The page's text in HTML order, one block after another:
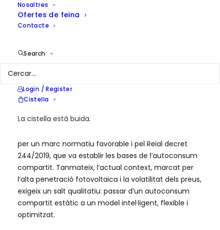
Nosaltres
Ofertes de feina
Contacte
Search
Login / Register
Cistella
La cistella està buida.
Client
ACCIÓ, Comunitat Energètica La
Location
Les comunitats energètiques estan transformant el
per un marc normatiu favorable i pel Reial decret
244/2019, que va establir les bases de l’autoconsum
compartit. Tanmateix, l’actual context, marcat per
l’alta penetració fotovoltaica i la volatilitat dels preus,
exigeix un salt qualitatiu: passar d’un autoconsum
compartit estàtic a un model intel·ligent, flexible i
optimitzat.